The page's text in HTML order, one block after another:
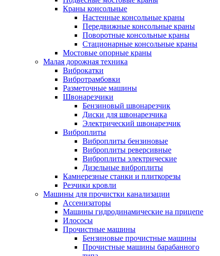
Краны консольные
Настенные консольные краны
Передвижные консольные краны
Поворотные консольные краны
Стационарные консольные краны
Мостовые опорные краны
Малая дорожная техника
Виброкатки
Вибротрамбовки
Разметочные машины
Швонарезчики
Бензиновый швонарезчик
Диски для швонарезчика
Электрический швонарезчик
Виброплиты
Виброплиты бензиновые
Виброплиты реверсивные
Виброплиты электрические
Дизельные виброплиты
Камнерезные станки и плиткорезы
Резчики кровли
Машины для прочистки канализации
Ассенизаторы
Машины гидродинамические на прицепе
Илососы
Прочистные машины
Бензиновые прочистные машины
Прочистные машины барабанного